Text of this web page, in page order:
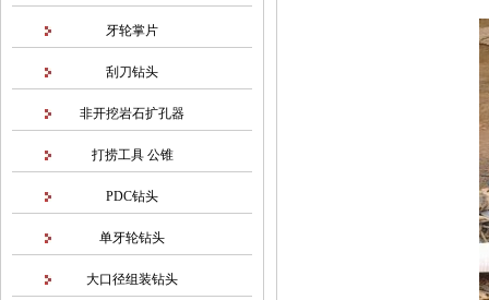
牙轮掌片
刮刀钻头
非开挖岩石扩孔器
打捞工具 公锥
PDC钻头
单牙轮钻头
大口径组装钻头